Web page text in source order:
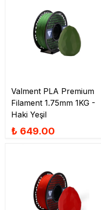
Valment PLA Premium
Filament 1.75mm 1KG -
Haki Yeşil
₺ 649.00